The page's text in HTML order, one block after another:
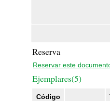
Reserva
Reservar este
Ejemplares(5)
Código